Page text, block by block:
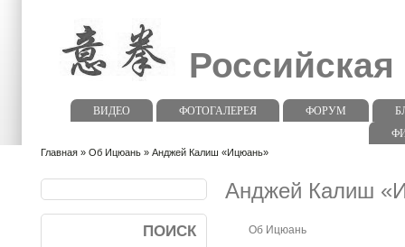
ВИДЕО ФОТОГАЛЕРЕЯ ФОРУМ
Главная » Об Ицюань » Анджей Калиш «Ицюань»
Анджей Калиш
Об Ицюань
ПОИСК